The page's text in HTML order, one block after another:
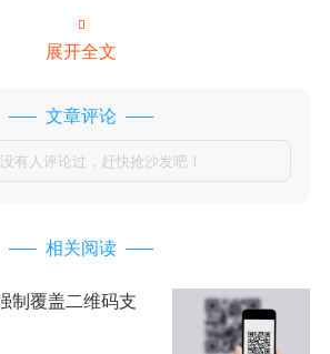

展开全文
文章评论
有人评论过，赶快抢沙发吧！
相关阅读
制覆盖二维码支